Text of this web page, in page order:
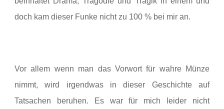
doch kam dieser Funke nicht zu 100 % bei mir an.
Vor allem wenn man das Vorwort für wahre Münze
nimmt, wird irgendwas in dieser Geschichte auf
Tatsachen beruhen. Es war für mich leider nicht